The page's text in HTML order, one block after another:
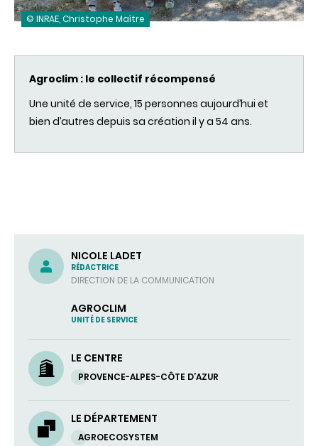
© INRAE, Christophe Maître
Agroclim : le collectif récompensé
Une unité de service, 15 personnes aujourd’hui et
bien d’autres depuis sa création il y a 54 ans.
NICOLE LADET
RÉDACTRICE
DIRECTION DE LA COMMUNICATION
AGROCLIM
UNITÉ DE SERVICE
LE CENTRE
PROVENCE-ALPES-CÔTE D’AZUR
LE DÉPARTEMENT
AGROECOSYSTEM